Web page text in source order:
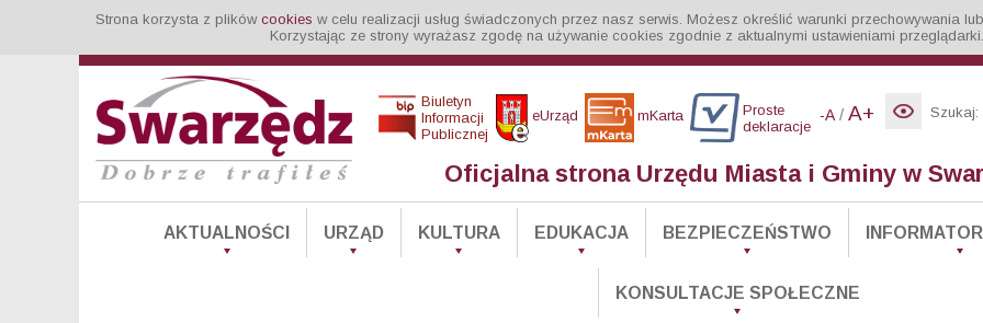
Strona korzysta z plików cookies w celu realizacji usług świadczonych przez nasz serwis. Możesz określić warunki przechowywania
Korzystając ze strony wyrażasz zgodę na używanie cookies zgodnie z aktualnymi ustawieniami
Biuletyn
Informacji
Publicznej
eUrząd mKarta
Proste
deklaracje
-A / A+ Szukaj:
Oficjalna strona Urzędu Miasta i Gminy w
AKTUALNOŚCI URZĄD KULTURA EDUKACJA BEZPIECZEŃSTWO
KONSULTACJE SPOŁECZNE